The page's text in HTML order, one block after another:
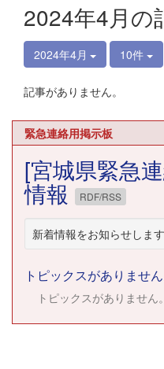
2024年4月の
2024年4月 10件
記事がありません。
緊急連絡用掲示板
[宮城県緊急
情報 RDF/RSS
新着情報をお知らせします
トピックスがありません
トピックスがありません。